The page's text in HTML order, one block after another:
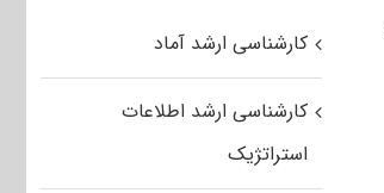
کارشناسی ارشد آماد
کارشناسی ارشد اطلاعات
استراتژیک